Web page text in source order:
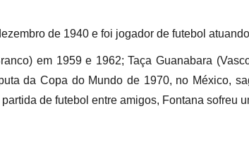
de 1940 e foi jogador de futebol
em 1959 e 1962; Taça Guanabara
da Copa do Mundo de 1970, no México,
de futebol entre amigos, Fontana sofreu